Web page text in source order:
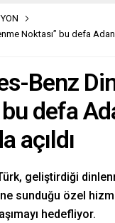
Noktası” bu defa
Benz
bu defa
açıldı
geliştirdiği
sunduğu özel
hedefliyor.